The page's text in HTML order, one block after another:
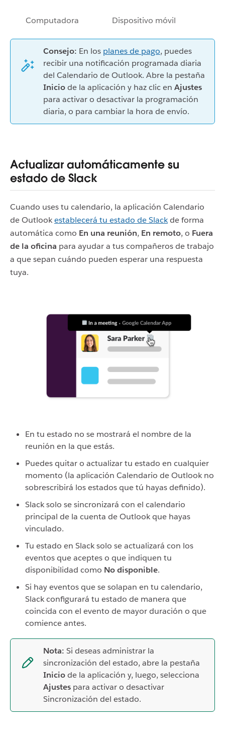
Computadora Dispositivo móvil
Consejo: En los planes de pago, puedes
recibir una notificación programada diaria
del Calendario de Outlook. Abre la pestaña
Iniciode la aplicación y haz clic en Ajustes
para activar o desactivar la programación
diaria, o para cambiar la hora de envío.
Actualizar automáticamente su
estado de Slack
Cuando uses tu calendario, la aplicación Calendario
de Outlookestablecerá tu estado de Slackde forma
automática como En una reunión, En remoto, o Fuera
de la oficina para ayudar a tus compañeros de trabajo
a que sepan cuándo pueden esperar una respuesta
tuya.
En tu estado no se mostrará el nombre de la
reunión en la que estás.
Puedes quitar o actualizar tu estado en cualquier
momento (la aplicación Calendario de Outlook no
sobrescribirá los estados que tú hayas definido).
Slack solo se sincronizará con el calendario
principal de la cuenta de Outlook que hayas
vinculado.
Tu estado en Slack solo se actualizará con los
eventos que aceptes o que indiquen tu
disponibilidad como No disponible.
Si hay eventos que se solapan en tu calendario,
Slack configurará tu estado de manera que
coincida con el evento de mayor duración o que
comience antes.
Nota: Si deseas administrar la
sincronización del estado, abre la pestaña
Iniciode la aplicación y, luego, selecciona
Ajustes para activar o desactivar
Sincronización del estado.